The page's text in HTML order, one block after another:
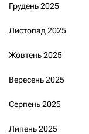
Грудень 2025
Листопад 2025
Жовтень 2025
Вересень 2025
Серпень 2025
Липень 2025